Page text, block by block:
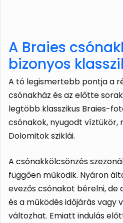
A Braies
bizonyos
A tó legismertebb pontja a
csónakház és az előtte
legtöbb klasszikus Braies-
csónakok, nyugodt víztükör,
Dolomitok sziklái.
A csónakkölcsönzés
függően működik. Nyáron
evezős csónakot bérelni, de
és a működés időjárás vagy
változhat. Emiatt indulás